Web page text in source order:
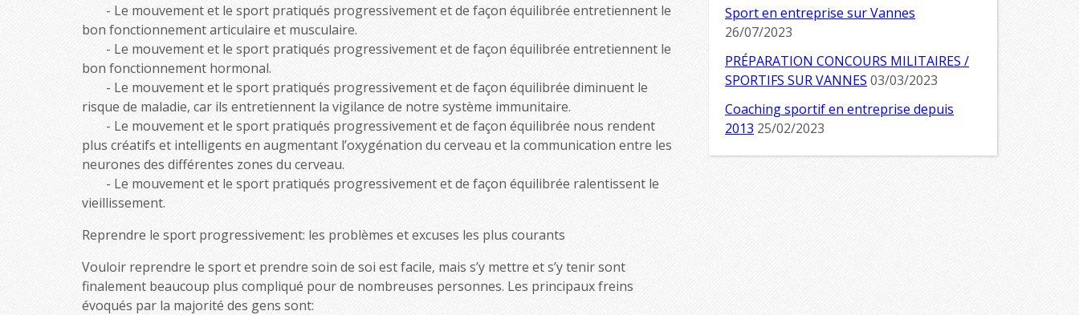
Le mouvement et le sport pratiqués progressivement et de façon équilibrée entretiennent le
bon fonctionnement articulaire et musculaire.
Le mouvement et le sport pratiqués progressivement et de façon équilibrée entretiennent le
bon fonctionnement hormonal.
Le mouvement et le sport pratiqués progressivement et de façon équilibrée diminuent le
risque de maladie, car ils entretiennent la vigilance de notre système immunitaire.
Le mouvement et le sport pratiqués progressivement et de façon équilibrée nous rendent
plus créatifs et intelligents en augmentant l’oxygénation du cerveau et la communication entre les
neurones des différentes zones du cerveau.
Le mouvement et le sport pratiqués progressivement et de façon équilibrée ralentissent le
vieillissement.
Reprendre le sport progressivement: les problèmes et excuses les plus courants
Vouloir reprendre le sport et prendre soin de soi est facile, mais s’y mettre et s’y tenir sont
finalement beaucoup plus compliqué pour de nombreuses personnes. Les principaux freins
évoqués par la majorité des gens sont:
Sport en entreprise sur Vannes
26/07/2023
PRÉPARATION CONCOURS MILITAIRES /
SPORTIFS SUR VANNES 03/03/2023
Coaching sportif en entreprise depuis
2013 25/02/2023